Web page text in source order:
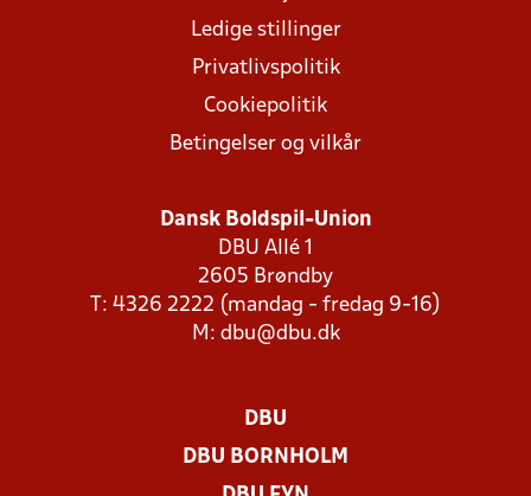
Ledige stillinger
Privatlivspolitik
Cookiepolitik
Betingelser og vilkår
Dansk Boldspil-Union
DBU Allé 1
2605 Brøndby
T: 4326 2222 (mandag - fredag 9-16)
M: dbu@dbu.dk
DBU
DBU BORNHOLM